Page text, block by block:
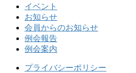
イベント
お知らせ
会員からのお知らせ
例会報告
例会案内
プライバシーポリシー